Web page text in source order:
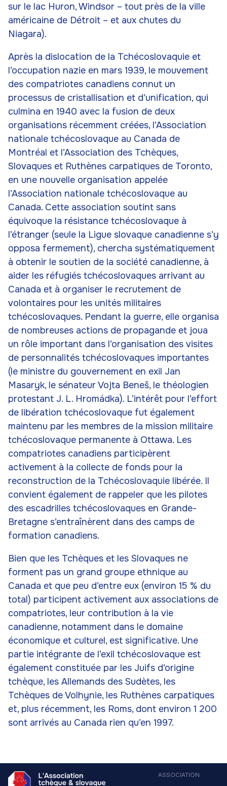
sur le lac Huron, Windsor – tout près de la ville
américaine de Détroit – et aux chutes du
Niagara).
Après la dislocation de la Tchécoslovaquie et
l’occupation nazie en mars 1939, le mouvement
des compatriotes canadiens connut un
processus de cristallisation et d’unification, qui
culmina en 1940 avec la fusion de deux
organisations récemment créées, l’Association
nationale tchécoslovaque au Canada de
Montréal et l’Association des Tchèques,
Slovaques et Ruthènes carpatiques de Toronto,
en une nouvelle organisation appelée
l’Association nationale tchécoslovaque au
Canada. Cette association soutint sans
équivoque la résistance tchécoslovaque à
l’étranger (seule la Ligue slovaque canadienne s’y
opposa fermement), chercha systématiquement
à obtenir le soutien de la société canadienne, à
aider les réfugiés tchécoslovaques arrivant au
Canada et à organiser le recrutement de
volontaires pour les unités militaires
tchécoslovaques. Pendant la guerre, elle organisa
de nombreuses actions de propagande et joua
un rôle important dans l’organisation des visites
de personnalités tchécoslovaques importantes
(le ministre du gouvernement en exil Jan
Masaryk, le sénateur Vojta Beneš, le théologien
protestant J. L. Hromádka). L’intérêt pour l’effort
de libération tchécoslovaque fut également
maintenu par les membres de la mission militaire
tchécoslovaque permanente à Ottawa. Les
compatriotes canadiens participèrent
activement à la collecte de fonds pour la
reconstruction de la Tchécoslovaquie libérée. Il
convient également de rappeler que les pilotes
des escadrilles tchécoslovaques en Grande-
Bretagne s’entraînèrent dans des camps de
formation canadiens.
Bien que les Tchèques et les Slovaques ne
forment pas un grand groupe ethnique au
Canada et que peu d’entre eux (environ 15 % du
total) participent activement aux associations de
compatriotes, leur contribution à la vie
canadienne, notamment dans le domaine
économique et culturel, est significative. Une
partie intégrante de l’exil tchécoslovaque est
également constituée par les Juifs d’origine
tchèque, les Allemands des Sudètes, les
Tchèques de Volhynie, les Ruthènes carpatiques
et, plus récemment, les Roms, dont environ 1 200
sont arrivés au Canada rien qu’en 1997.
ASSOCIATION